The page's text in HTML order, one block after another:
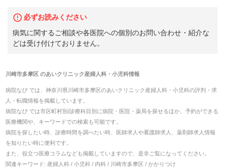
必ずお読みください
病気に関するご相談や各医院への個別のお問い合わせ・紹介な
どは受け付けておりません。
川崎市多摩区のあいクリニック産婦人科・小児科情報
病院なび では、 神奈川県 川崎市多摩区のあいクリニック産婦人科・小児科の評判・求
人・転職情報を掲載しています。
病院なび では市区町村別/診療科目別に病院・医院・薬局を探せるほか、予約ができる
医療機関や、キーワードでの検索も可能です。
病院を探したい時、診療時間を調べたい時、医師求人や看護師求人、薬剤師求人情報
を知りたい時に便利です。
また、役立つ医療コラムなども掲載していますので、是非ご覧になってください。
関連キーワード: 産婦人科 / 小児科 / 内科 / 川崎市多摩区 / かかりつけ